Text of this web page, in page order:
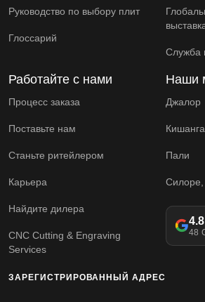
Руководство по выбору плит
Глоссарий
Служба
Работайте с нами
Процесс заказа
Поставьте нам
Станьте ритейлером
Карьера
Найдите дилера
CNC Cutting & Engraving
Services
Наши
Джалор
Пали
Силоре,
4.8
48
ЗАРЕГИСТРИРОВАННЫЙ АДРЕС